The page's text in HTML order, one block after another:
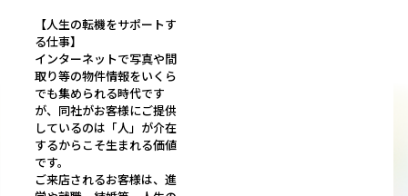
【人生の転機をサポートす
る仕事】
インターネットで写真や間
取り等の物件情報をいくら
でも集められる時代です
が、同社がお客様にご提供
しているのは「人」が介在
するからこそ生まれる価値
です。
ご来店されるお客様は、進